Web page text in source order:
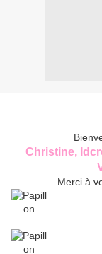
Christine,
Merci à